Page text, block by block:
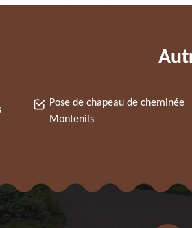
Pose de chapeau de cheminée
Montenils